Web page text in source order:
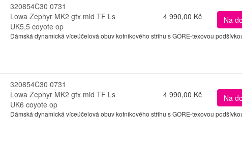
320854C30 0731
Lowa Zephyr MK2 gtx mid TF Ls
UK5,5 coyote op
4 990,00 Kč Na
Dámská dynamická víceúčelová obuv kotníkového střihu s GORE-texovou
320854C30 0731
Lowa Zephyr MK2 gtx mid TF Ls
UK6 coyote op
4 990,00 Kč Na
Dámská dynamická víceúčelová obuv kotníkového střihu s GORE-texovou